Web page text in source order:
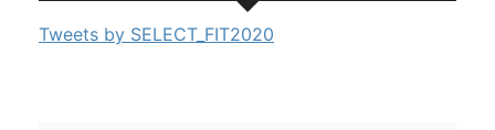
Tweets by SELECT_FIT2020